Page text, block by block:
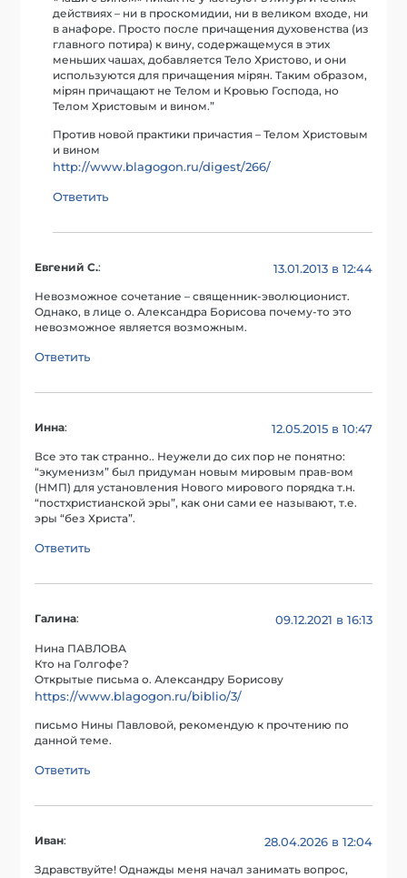
действиях – ни в проскомидии, ни в великом входе, ни
в анафоре. Просто после причащения духовенства (из
главного потира) к вину, содержащемуся в этих
меньших чашах, добавляется Тело Христово, и они
используются для причащения мiрян. Таким образом,
мiрян причащают не Телом и Кровью Господа, но
Телом Христовым и вином.”
Против новой практики причастия – Телом Христовым
и вином
http://www.blagogon.ru/digest/266/
Ответить
Евгений С.: 13.01.2013 в 12:44
Невозможное сочетание – священник-эволюционист.
Однако, в лице о. Александра Борисова почему-то это
невозможное является возможным.
Ответить
Инна: 12.05.2015 в 10:47
Все это так странно.. Неужели до сих пор не понятно:
“экуменизм” был придуман новым мировым прав-вом
(НМП) для установления Нового мирового порядка т.н.
“постхристианской эры”, как они сами ее называют, т.е.
эры “без Христа”.
Ответить
Галина: 09.12.2021 в 16:13
Нина ПАВЛОВА
Кто на Голгофе?
Открытые письма о. Александру Борисову
https://www.blagogon.ru/biblio/3/
письмо Нины Павловой, рекомендую к прочтению по
данной теме.
Ответить
Иван: 28.04.2026 в 12:04
Здравствуйте! Однажды меня начал занимать вопрос,